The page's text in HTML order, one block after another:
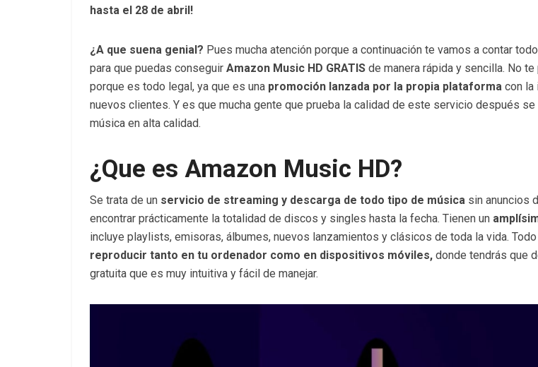
hasta el 28 de abril!
¿A que suena genial? Pues mucha atención porque a continuación te vamos a contar
para que puedas conseguir Amazon Music HD GRATIS de manera rápida y sencilla. No
porque es todo legal, ya que es una promoción lanzada por la propia plataforma con la
nuevos clientes. Y es que mucha gente que prueba la calidad de este servicio después se
música en alta calidad.
¿Que es Amazon Music HD?
Se trata de un servicio de streaming y descarga de todo tipo de música sin anuncios
encontrar prácticamente la totalidad de discos y singles hasta la fecha. Tienen un
incluye playlists, emisoras, álbumes, nuevos lanzamientos y clásicos de toda la vida.
reproducir tanto en tu ordenador como en dispositivos móviles, donde tendrás que
gratuita que es muy intuitiva y fácil de manejar.